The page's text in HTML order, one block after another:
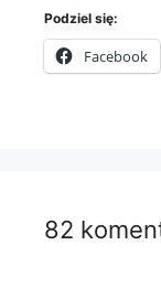
Podziel się:
Facebook
82